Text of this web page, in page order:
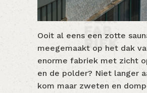
Ooit al eens een zotte
meegemaakt op het dak
enorme fabriek met zicht
en de polder? Niet langer
kom maar zweten en